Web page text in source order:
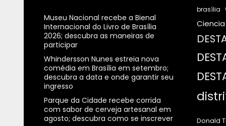
Museu Nacional recebe a Bienal
Internacional do Livro de Brasília
2026; descubra as maneiras de
participar
Whindersson Nunes estreia nova
comédia em Brasília em setembro;
descubra a data e onde garantir seu
ingresso
Parque da Cidade recebe corrida
com sabor de cerveja artesanal em
agosto; descubra como se inscrever
brasília
Donald